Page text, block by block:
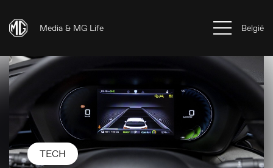
Media & MG Life België
TECH